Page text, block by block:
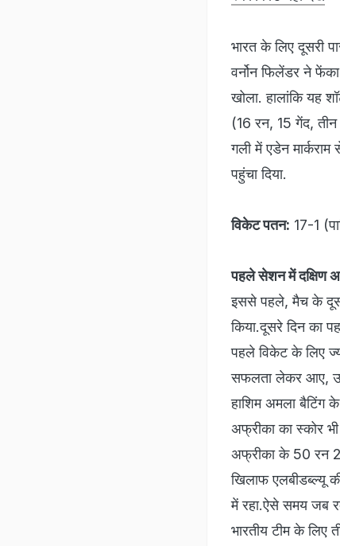
भारत के लिए दूसरी
वर्नोन फिलेंडर ने
खोला. हालांकि यह
(16 रन, 15 गेंद,
गली में एडेन
पहुंचा दिया.
विकेट पतन: 17-1
पहले सेशन में दक्षिण
इससे पहले, मैच के
किया.दूसरे दिन का
पहले विकेट के लिए
सफलता लेकर आए,
हाशिम अमला बैटिंग
अफ्रीका का स्‍कोर
अफ्रीका के 50 रन
खिलाफ एलबीडब्‍ल्‍यू
में रहा.ऐसे समय जब
भारतीय टीम के